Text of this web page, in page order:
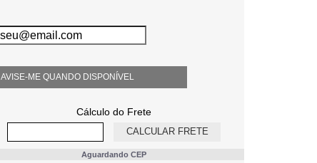
AVISE-ME QUANDO DISPONÍVEL
Cálculo do Frete
Aguardando CEP